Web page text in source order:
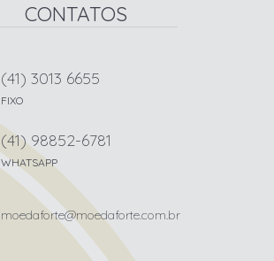
CONTATOS
(41) 3013 6655
FIXO
(41) 98852-6781
WHATSAPP
moedaforte@moedaforte.com.br